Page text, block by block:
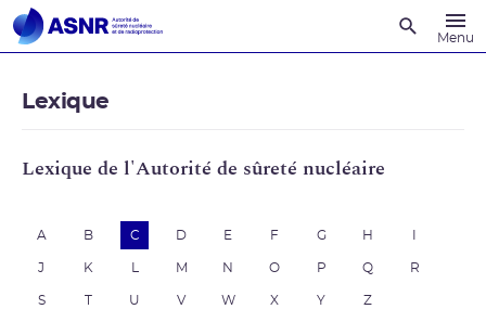
Menu
Lexique
Lexique de l'Autorité de sûreté nucléaire
A B C D E F G H
J K M N O P Q R
S U V W X Y Z